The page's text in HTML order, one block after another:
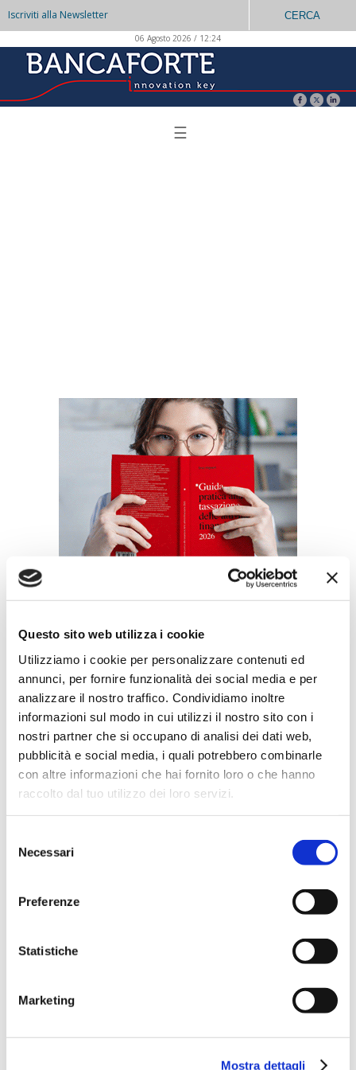
Questo sito web utilizza i cookie
Utilizziamo i cookie per personalizzare contenuti ed
annunci, per fornire funzionalità dei social media e per
analizzare il nostro traffico. Condividiamo inoltre
informazioni sul modo in cui utilizzi il nostro sito con i
nostri partner che si occupano di analisi dei dati web,
pubblicità e social media, i quali potrebbero combinarle
con altre informazioni che hai fornito loro o che hanno
raccolto dal tuo utilizzo dei loro servizi.
delNecessari
Preferenze
Statistiche
Marketing
Mostra dettagli
Iscriviti alla Newsletter CERCA
06 Agosto 2026 / 12:24
☰
ULTIMI SPECIALI EVENTI
WeSec - Il Salone della Sicurezza
Il nuovo appuntamento promosso dall’ABI su sicurezza,
geopolitica,...
D&I in Finance 2026
L’evento annuale promosso da ABI sulla valorizzazione
delle...
Geopolitica: tra fattori di rischio
e opportunità
L’evento annuale promosso da ABI, in collaborazione con
Un Paese che (non) invecchia
Fondazione Mario Ravà
Nuovo credito per un comparto agroalimentare moderno,
socialmente e...
Supervision, Risks & Profitability
L’evento annuale promosso da ABI, in collaborazione con